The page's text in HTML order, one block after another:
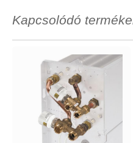
Kapcsolódó